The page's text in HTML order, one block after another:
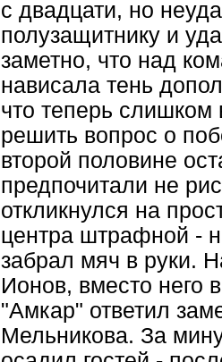
с двадцати, но
полузащитнику и
заметно, что над
нависала тень
что теперь
решить вопрос о
второй половине
предпочитали не
откликнулся на
центра штрафной -
забрал мяч в руки.
Ионов, вместо него
"Амкар" ответил
Мельникова. За